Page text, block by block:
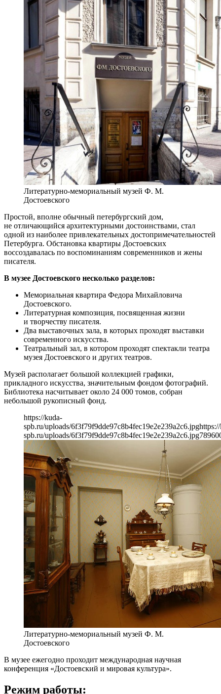
Литературно-мемориальный музей Ф. М.
Достоевского
Простой, вполне обычный петербургский дом,
не отличающийся архитектурными достоинствами, стал
одной из наиболее привлекательных достопримечательностей
Петербурга. Обстановка квартиры Достоевских
воссоздавалась по воспоминаниям современников и жены
писателя.
В музее Достоевского несколько разделов:
Мемориальная квартира Федора Михайловича
Достоевского.
Литературная композиция, посвященная жизни
и творчеству писателя.
Два выставочных зала, в которых проходят выставки
современного искусства.
Театральный зал, в котором проходят спектакли театра
музея Достоевского и других театров.
Музей располагает большой коллекцией графики,
прикладного искусства, значительным фондом фотографий.
Библиотека насчитывает около 24 000 томов, собран
небольшой рукописный фонд.
https://kuda-
spb.ru/uploads/6f3f79f9dde97c8b4fec19e2e239a2c6.jpg
spb.ru/uploads/6f3f79f9dde97c8b4fec19e2e239a2c6.jpg789
Литературно-мемориальный музей Ф. М.
Достоевского
В музее ежегодно проходит международная научная
конференция «Достоевский и мировая культура».
Режим работы: